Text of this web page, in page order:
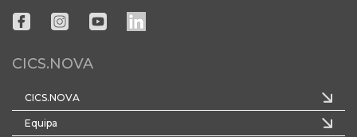
CICS.NOVA
CICS.NOVA
Equipa